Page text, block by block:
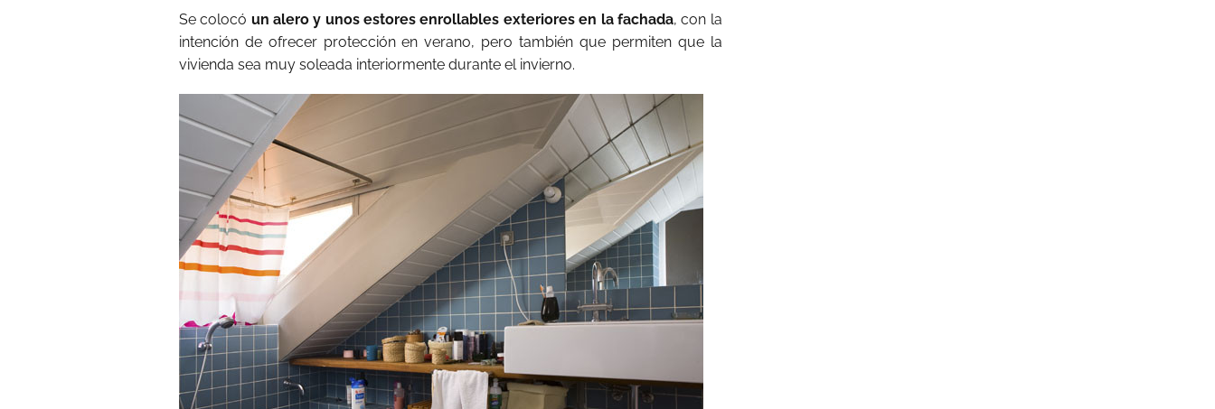
Se colocó un alero y unos estores enrollables exteriores en la fachada, con la
intención de ofrecer protección en verano, pero también que permiten que la
vivienda sea muy soleada interiormente durante el invierno.